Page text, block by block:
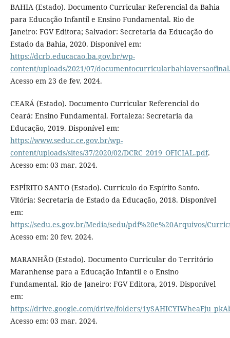
BAHIA (Estado). Documento Curricular Referencial da Bahia
para Educação Infantil e Ensino Fundamental. Rio de
Janeiro: FGV Editora; Salvador: Secretaria da Educação do
Estado da Bahia, 2020. Disponível em:
https://dcrb.educacao.ba.gov.br/wp-
content/uploads/2021/07/
Acesso em 23 de fev. 2024.
CEARÁ (Estado). Documento Curricular Referencial do
Ceará: Ensino Fundamental. Fortaleza: Secretaria da
Educação, 2019. Disponível em:
https://www.seduc.ce.gov.br/wp-
content/uploads/sites/37/2020/02/DCRC_2019_OFICIAL.pdf.
Acesso em: 03 mar. 2024.
ESPÍRITO SANTO (Estado). Currículo do Espírito Santo.
Vitória: Secretaria de Estado da Educação, 2018. Disponível
em:
https://sedu.es.gov.br/Media/sedu/pdf%20e%20Arquivos/
Acesso em: 20 fev. 2024.
MARANHÃO (Estado). Documento Curricular do Território
Maranhense para a Educação Infantil e o Ensino
Fundamental. Rio de Janeiro: FGV Editora, 2019. Disponível
em:
https://drive.google.com/drive/folders/
Acesso em: 03 mar. 2024.